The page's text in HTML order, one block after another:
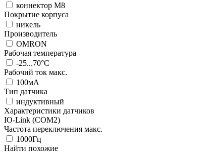
коннектор M8
Покрытие корпуса
никель
Производитель
OMRON
Рабочая температура
-25...70°C
Рабочий ток макс.
100мА
Тип датчика
индуктивный
Характеристики датчиков
IO-Link (COM2)
Частота переключения макс.
1000Гц
Найти похожие